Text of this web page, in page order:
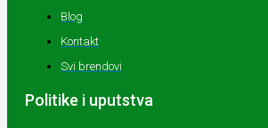
Blog
Kontakt
Svi brendovi
Politike i uputstva